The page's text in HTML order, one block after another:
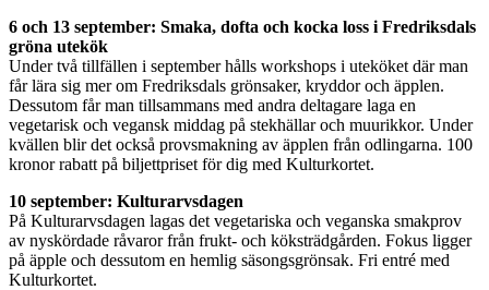
6 och 13 september: Smaka, dofta och kocka loss i Fredriksdals
gröna utekök
Under två tillfällen i september hålls workshops i uteköket där man
får lära sig mer om Fredriksdals grönsaker, kryddor och äpplen.
Dessutom får man tillsammans med andra deltagare laga en
vegetarisk och vegansk middag på stekhällar och muurikkor. Under
kvällen blir det också provsmakning av äpplen från odlingarna. 100
kronor rabatt på biljettpriset för dig med Kulturkortet.
10 september: Kulturarvsdagen
På Kulturarvsdagen lagas det vegetariska och veganska smakprov
av nyskördade råvaror från frukt- och köksträdgården. Fokus ligger
på äpple och dessutom en hemlig säsongsgrönsak. Fri entré med
Kulturkortet.